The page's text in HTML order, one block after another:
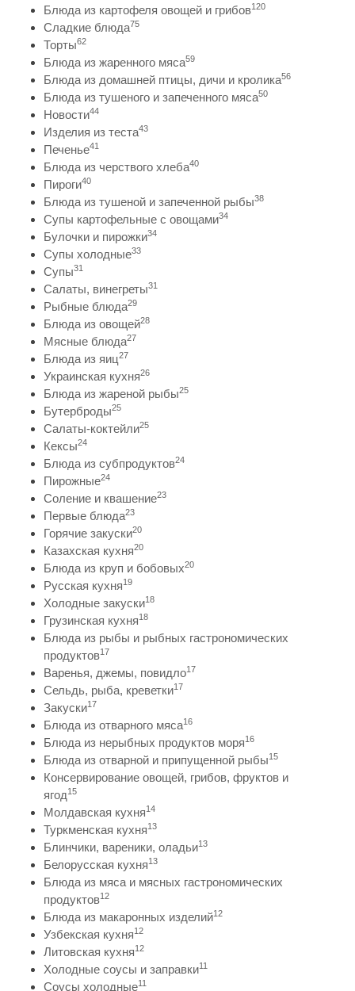
Блюда из картофеля овощей и грибов120
Сладкие блюда75
Торты62
Блюда из жаренного мяса59
Блюда из домашней птицы, дичи и кролика56
Блюда из тушеного и запеченного мяса50
Новости44
Изделия из теста43
Печенье41
Блюда из черствого хлеба40
Пироги40
Блюда из тушеной и запеченной рыбы38
Супы картофельные с овощами34
Булочки и пирожки34
Супы холодные33
Супы31
Салаты, винегреты31
Рыбные блюда29
Блюда из овощей28
Мясные блюда27
Блюда из яиц27
Украинская кухня26
Блюда из жареной рыбы25
Бутерброды25
Салаты-коктейли25
Кексы24
Блюда из субпродуктов24
Пирожные24
Соление и квашение23
Первые блюда23
Горячие закуски20
Казахская кухня20
Блюда из круп и бобовых20
Русская кухня19
Холодные закуски18
Грузинская кухня18
Блюда из рыбы и рыбных гастрономических
продуктов17
Варенья, джемы, повидло17
Сельдь, рыба, креветки17
Закуски17
Блюда из отварного мяса16
Блюда из нерыбных продуктов моря16
Блюда из отварной и припущенной рыбы15
Консервирование овощей, грибов, фруктов и
ягод15
Молдавская кухня14
Туркменская кухня13
Блинчики, вареники, оладьи13
Белорусская кухня13
Блюда из мяса и мясных гастрономических
продуктов12
Блюда из макаронных изделий12
Узбекская кухня12
Литовская кухня12
Холодные соусы и заправки11
Соусы холодные11